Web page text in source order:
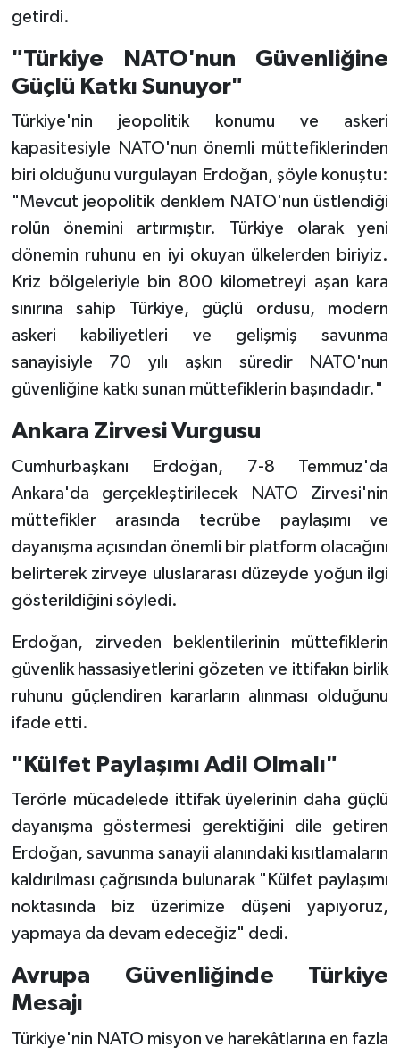
getirdi.
"Türkiye NATO'nun Güvenliğine
Güçlü Katkı Sunuyor"
Türkiye'nin jeopolitik konumu ve askeri
kapasitesiyle NATO'nun önemli müttefiklerinden
biri olduğunu vurgulayan Erdoğan, şöyle konuştu:
"Mevcut jeopolitik denklem NATO'nun üstlendiği
rolün önemini artırmıştır. Türkiye olarak yeni
dönemin ruhunu en iyi okuyan ülkelerden biriyiz.
Kriz bölgeleriyle bin 800 kilometreyi aşan kara
sınırına sahip Türkiye, güçlü ordusu, modern
askeri kabiliyetleri ve gelişmiş savunma
sanayisiyle 70 yılı aşkın süredir NATO'nun
güvenliğine katkı sunan müttefiklerin başındadır."
Ankara Zirvesi Vurgusu
Cumhurbaşkanı Erdoğan, 7-8 Temmuz'da
Ankara'da gerçekleştirilecek NATO Zirvesi'nin
müttefikler arasında tecrübe paylaşımı ve
dayanışma açısından önemli bir platform olacağını
belirterek zirveye uluslararası düzeyde yoğun ilgi
gösterildiğini söyledi.
Erdoğan, zirveden beklentilerinin müttefiklerin
güvenlik hassasiyetlerini gözeten ve ittifakın birlik
ruhunu güçlendiren kararların alınması olduğunu
ifade etti.
"Külfet Paylaşımı Adil Olmalı"
Terörle mücadelede ittifak üyelerinin daha güçlü
dayanışma göstermesi gerektiğini dile getiren
Erdoğan, savunma sanayii alanındaki kısıtlamaların
kaldırılması çağrısında bulunarak "Külfet paylaşımı
noktasında biz üzerimize düşeni yapıyoruz,
yapmaya da devam edeceğiz" dedi.
Avrupa Güvenliğinde Türkiye
Mesajı
Türkiye'nin NATO misyon ve harekâtlarına en fazla